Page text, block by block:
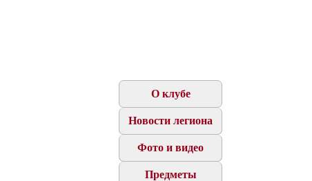
О клубе
Новости легиона
Фото и видео
Предметы